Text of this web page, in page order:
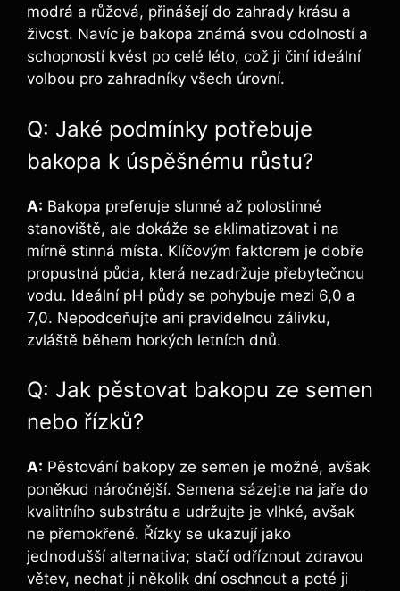
modrá a růžová, přinášejí do zahrady krásu a
živost. Navíc je bakopa známá svou odolností a
schopností kvést po celé léto, což ji činí ideální
volbou pro zahradníky všech úrovní.
Q: Jaké podmínky potřebuje
bakopa k úspěšnému růstu?
A: Bakopa preferuje slunné až polostinné
stanoviště, ale dokáže se aklimatizovat i na
mírně stinná místa. Klíčovým faktorem je dobře
propustná půda, která nezadržuje přebytečnou
vodu. Ideální pH půdy se pohybuje mezi 6,0 a
7,0. Nepodceňujte ani pravidelnou zálivku,
zvláště během horkých letních dnů.
Q: Jak pěstovat bakopu ze semen
nebo řízků?
A: Pěstování bakopy ze semen je možné, avšak
poněkud náročnější. Semena sázejte na jaře do
kvalitního substrátu a udržujte je vlhké, avšak
ne přemokřené. Řízky se ukazují jako
jednodušší alternativa; stačí odříznout zdravou
větev, nechat ji několik dní oschnout a poté ji